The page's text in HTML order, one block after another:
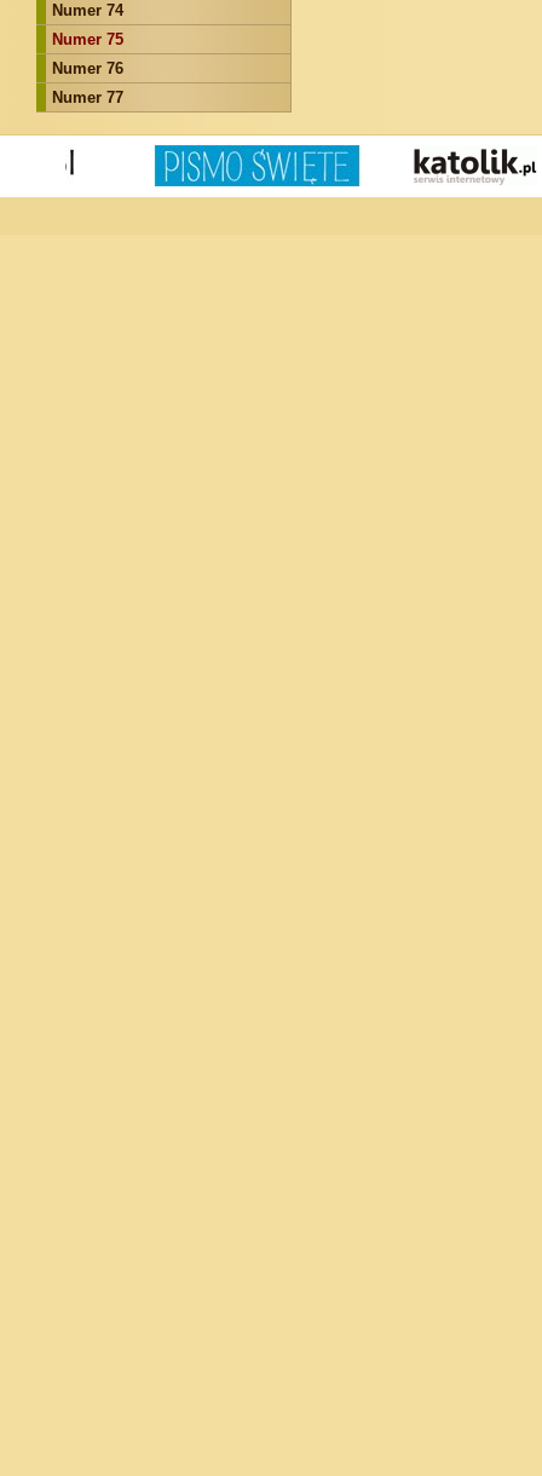
Numer 74
Numer 75
Numer 76
Numer 77